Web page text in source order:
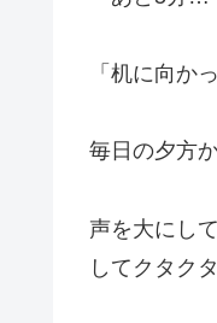
「机に向か
毎日の夕方
声を大にし
してクタク